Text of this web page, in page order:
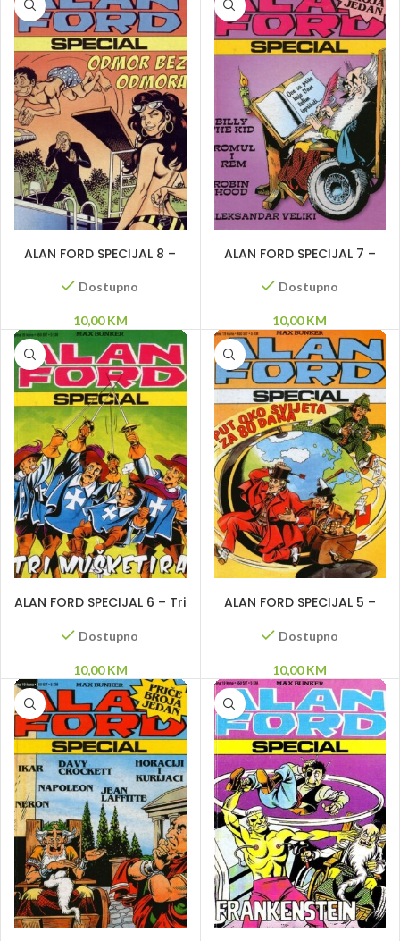
ALAN FORD SPECIJAL 8 –
Dostupno
10,00KM
ALAN FORD SPECIJAL 7 –
Robin Hood, Aleksandar
Veliki
Dostupno
10,00KM
ALAN FORD SPECIJAL 6 – Tri
Dostupno
10,00KM
ALAN FORD SPECIJAL 5 –
Dostupno
10,00KM